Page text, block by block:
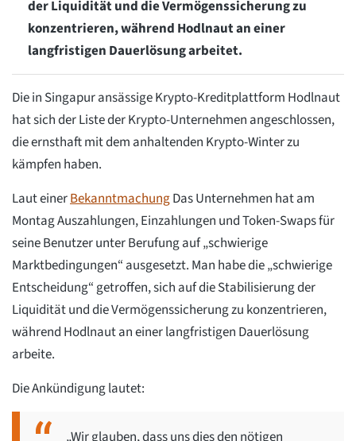
der Liquidität und die Vermögenssicherung zu
konzentrieren, während Hodlnaut an einer
langfristigen Dauerlösung arbeitet.
Die in Singapur ansässige Krypto-Kreditplattform Hodlnaut
hat sich der Liste der Krypto-Unternehmen angeschlossen,
die ernsthaft mit dem anhaltenden Krypto-Winter zu
kämpfen haben.
Laut einerBekanntmachungDas Unternehmen hat am
Montag Auszahlungen, Einzahlungen und Token-Swaps für
seine Benutzer unter Berufung auf „schwierige
Marktbedingungen“ ausgesetzt. Man habe die „schwierige
Entscheidung“ getroffen, sich auf die Stabilisierung der
Liquidität und die Vermögenssicherung zu konzentrieren,
während Hodlnaut an einer langfristigen Dauerlösung
arbeite.
Die Ankündigung lautet:
„Wir glauben, dass uns dies den nötigen